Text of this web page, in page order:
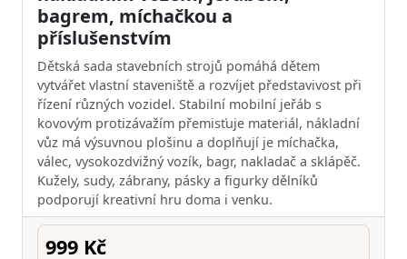
bagrem, míchačkou a
příslušenstvím
Dětská sada stavebních strojů pomáhá dětem
vytvářet vlastní staveniště a rozvíjet představivost při
řízení různých vozidel. Stabilní mobilní jeřáb s
kovovým protizávažím přemisťuje materiál, nákladní
vůz má výsuvnou plošinu a doplňují je míchačka,
válec, vysokozdvižný vozík, bagr, nakladač a sklápěč.
Kužely, sudy, zábrany, pásky a figurky dělníků
podporují kreativní hru doma i venku.
999 Kč